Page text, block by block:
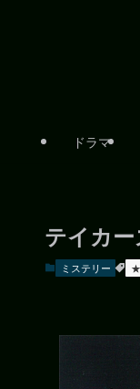
ドラマ
テイカ
ミステリー